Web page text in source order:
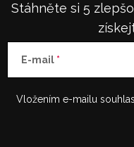
Stáhněte si 5
E-mail
Vložením e-mailu